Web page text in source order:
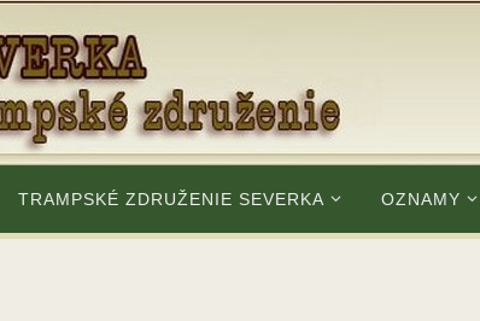
TRAMPSKÉ ZDRUŽENIE SEVERKA OZNAMY